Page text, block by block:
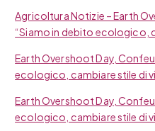
Agricoltura Notizie – Earth
“Siamo in debito ecologico,
Earth Overshoot Day,
ecologico, cambiare stile di
Earth Overshoot Day,
ecologico, cambiare stile di